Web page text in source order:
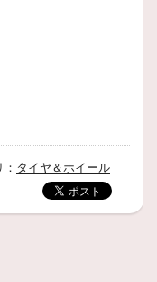
タイヤ＆ホイール